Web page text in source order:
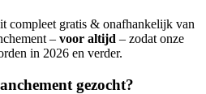
compleet gratis & onafhankelijk van
– voor altijd – zodat onze
in 2026 en verder.
gezocht?